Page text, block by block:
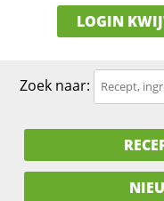
LOGIN
Zoek naar: